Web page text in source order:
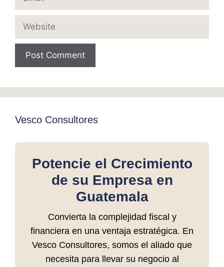
Vesco Consultores
Potencie el Crecimiento
de su Empresa en
Guatemala
Convierta la complejidad fiscal y
financiera en una ventaja estratégica. En
Vesco Consultores, somos el aliado que
necesita para llevar su negocio al